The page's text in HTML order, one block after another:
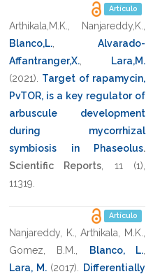
Artículo
Arthikala,M.K. Nanjareddy,K.
Blanco,L.
Alvarado-
Affantranger,X.
Lara,M.
(2021)
Target of rapamycin,
PvTOR, is a key regulator of
arbuscule development
during mycorrhizal
symbiosis in Phaseolus.
Scientific Reports
11
(1),
11319
Artículo
Nanjareddy, K. ,Arthikala, M.K.
Gomez, B.M.
Blanco, L.
Lara, M. (2017)
Differentially